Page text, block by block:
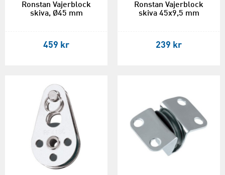
Ronstan Vajerblock
skiva, Ø45 mm
459 kr
Ronstan Vajerblock
skiva 45x9,5 mm
239 kr